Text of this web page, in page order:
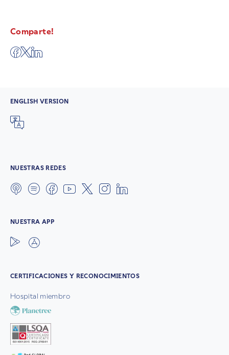
Comparte!
ENGLISH VERSION
NUESTRAS REDES
NUESTRA APP
CERTIFICACIONES Y RECONOCIMIENTOS
Hospital miembro